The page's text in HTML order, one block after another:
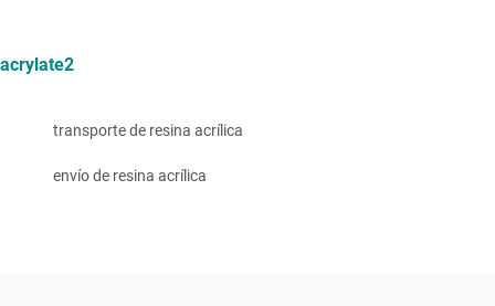
acrylate2
transporte de resina acrílica
envío de resina acrílica